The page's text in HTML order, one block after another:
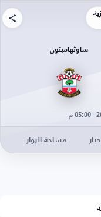
ساوثهامبتون
مساحة الزوار